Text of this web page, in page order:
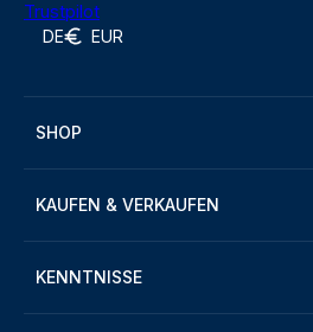
Trustpilot
DE EUR
SHOP
KAUFEN & VERKAUFEN
KENNTNISSE